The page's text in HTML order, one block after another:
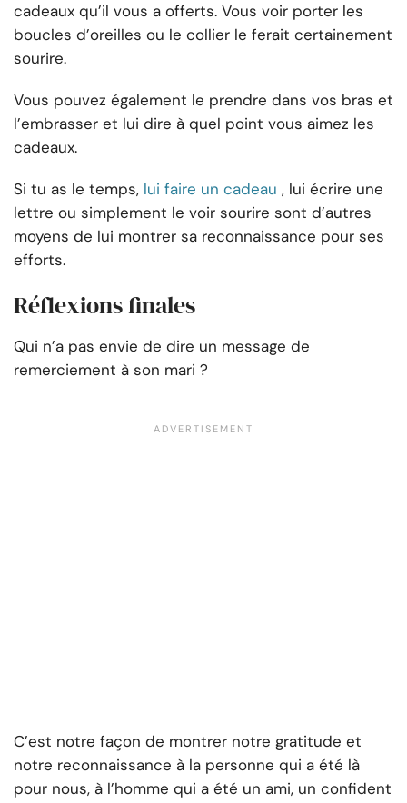
cadeaux qu’il vous a offerts. Vous voir porter les
boucles d’oreilles ou le collier le ferait certainement
sourire.
Vous pouvez également le prendre dans vos bras et
l’embrasser et lui dire à quel point vous aimez les
cadeaux.
Si tu as le temps, lui faire un cadeau , lui écrire une
lettre ou simplement le voir sourire sont d’autres
moyens de lui montrer sa reconnaissance pour ses
efforts.
Réflexions finales
Qui n’a pas envie de dire un message de
remerciement à son mari ?
C’est notre façon de montrer notre gratitude et
notre reconnaissance à la personne qui a été là
pour nous, à l’homme qui a été un ami, un confident